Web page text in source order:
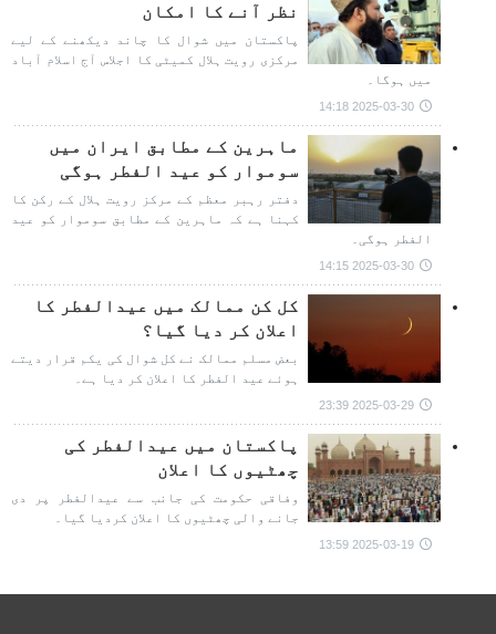
نظر آنے کا امکان
پاکستان میں شوال کا چاند دیکھنے کے لیے
مرکزی رویت ہلال کمیٹی کا اجلاس آج اسلام آباد
میں ہوگا۔
2025-03-30 14:18
ماہرین کے مطابق ایران میں
سوموار کو عید الفطر ہوگی
دفتر رہبر معظم کے مرکز رویت ہلال کے رکن کا
کہنا ہے کہ ماہرین کے مطابق سوموار کو عید
الفطر ہوگی۔
2025-03-30 14:15
کل کن ممالک میں عیدالفطر کا
اعلان کر دیا گیا؟
بعض مسلم ممالک نے کل شوال کی یکم قرار دیتے
ہوئے عید الفطر کا اعلان کر دیا ہے۔
2025-03-29 23:39
پاکستان میں عیدالفطر کی
چھٹیوں کا اعلان
وفاقی حکومت کی جانب سے عیدالفطر پر دی
جانے والی چھٹیوں کا اعلان کردیا گیا۔
2025-03-19 13:59